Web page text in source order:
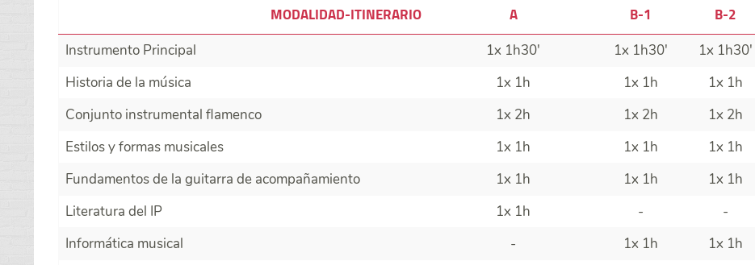
MODALIDAD-ITINERARIO
A B-1 B-2
Instrumento Principal 1x 1h30' 1x 1h30'
1x 1h30'
Historia de la música
1x 1h 1x 1h
1x 1h
Conjunto instrumental flamenco
1x 2h 1x 2h
1x 2h
Estilos y formas musicales
1x 1h 1x 1h
1x 1h
Fundamentos de la guitarra de acompañamiento
1x 1h 1x 1h
1x 1h
Literatura del IP
1x 1h -
-
Informática musical
- 1x 1h
1x 1h